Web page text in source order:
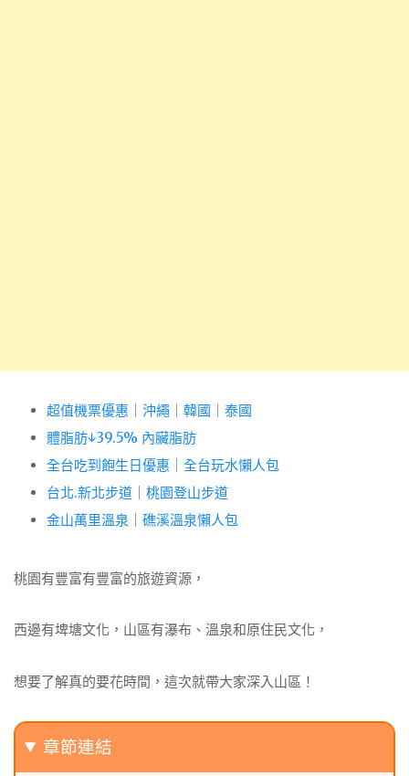
超值機票優惠 沖繩 韓國
泰國
體脂肪↓39.5% 內臟脂肪
全台吃到飽生日優惠
全台玩水懶人包
台北.新北步道
桃園登山步道
金山萬里溫泉
礁溪溫泉懶人包
桃園有豐富有豐富的旅遊資源，
西邊有埤塘文化，山區有瀑布 、溫泉和原住民文化，
想要了解真的要花時間，這次就帶大家深入山區！
章節連結